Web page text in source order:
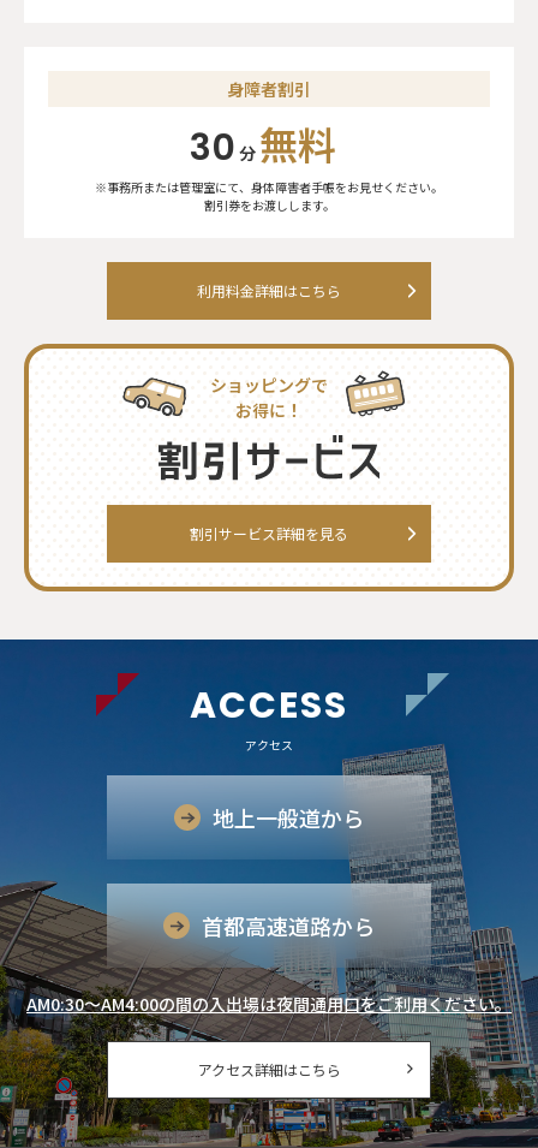
身障者割引
30 分 無料
※事務所または管理室にて、身体障害者手帳をお見せください。
割引券をお渡しします。
利用料金詳細はこちら
ショッピングで
お得に！
割引サービス詳細を見る
ACCESS
アクセス
地上一般道から
首都高速道路から
AM0:30〜AM4:00の間の入出場は夜間通用口をご利用ください。
アクセス詳細はこちら